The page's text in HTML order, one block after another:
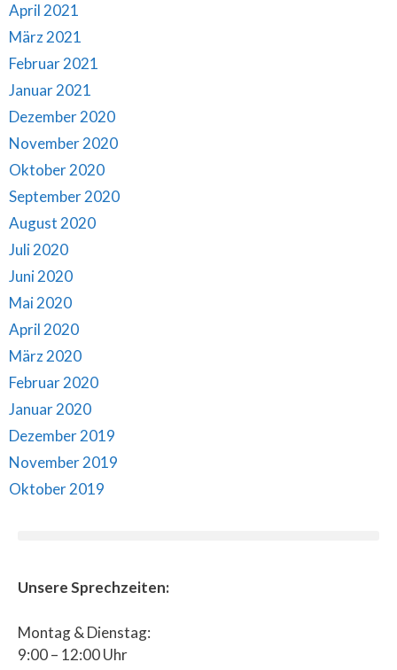
April 2021
März 2021
Februar 2021
Januar 2021
Dezember 2020
November 2020
Oktober 2020
September 2020
August 2020
Juli 2020
Juni 2020
Mai 2020
April 2020
März 2020
Februar 2020
Januar 2020
Dezember 2019
November 2019
Oktober 2019
Unsere Sprechzeiten:
Montag & Dienstag:
9:00 – 12:00 Uhr